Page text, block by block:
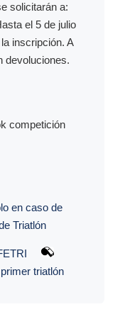
solicitarán a:
el 5 de julio
inscripción. A
devoluciones.
competición
en caso de
Triatlón
triatlón